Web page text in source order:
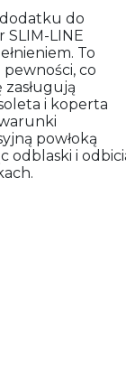
do
SLIM-LINE
To
co
i koperta
powłoką
odblaski i